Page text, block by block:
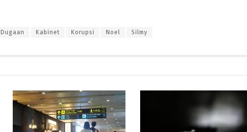
Dugaan Kabinet Korupsi Noel Silmy